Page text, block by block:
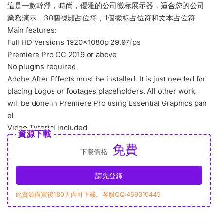
這是一款幹淨，時尚，優雅的公司徽标展示器，适合您的公司
業務演示，30個視頻占位符，1個徽标占位符和文本占位符
Main features:
Full HD Versions 1920×1080p 29.97fps
Premiere Pro CC 2019 or above
No plugins required
Adobe After Effects must be installed. It is just needed for
placing Logos or footages placeholders. All other work
will be done in Premiere Pro using Essential Graphics pan
el
Video Tutorial included
資源下載
下載價格 免費
請先登錄
此資源購買後180天内可下載。客服QQ:459316445